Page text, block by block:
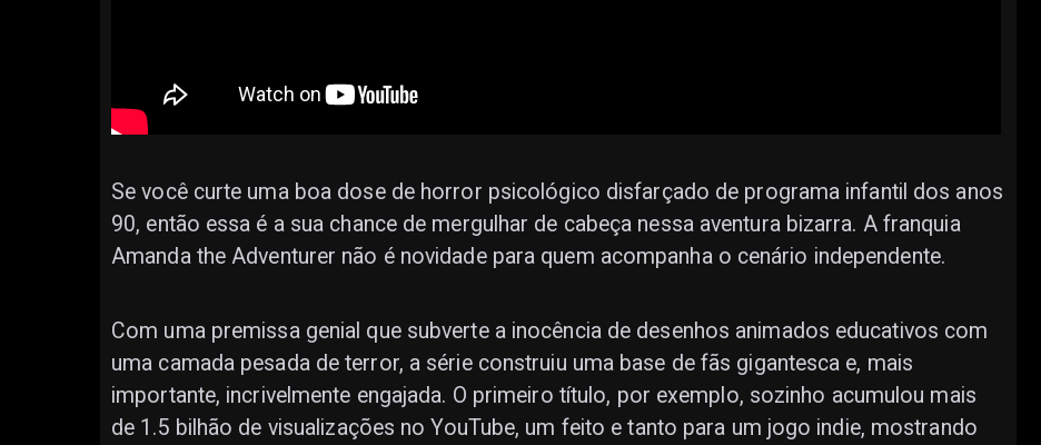
Se você curte uma boa dose de horror psicológico disfarçado de programa infantil dos anos
90, então essa é a sua chance de mergulhar de cabeça nessa aventura bizarra. A franquia
Amanda the Adventurer não é novidade para quem acompanha o cenário independente.
Com uma premissa genial que subverte a inocência de desenhos animados educativos com
uma camada pesada de terror, a série construiu uma base de fãs gigantesca e, mais
importante, incrivelmente engajada. O primeiro título, por exemplo, sozinho acumulou mais
de 1.5 bilhão de visualizações no YouTube, um feito e tanto para um jogo indie, mostrando